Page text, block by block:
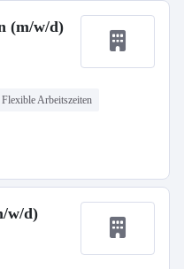
(m/w/d)
Flexible Arbeitszeiten
w/d)